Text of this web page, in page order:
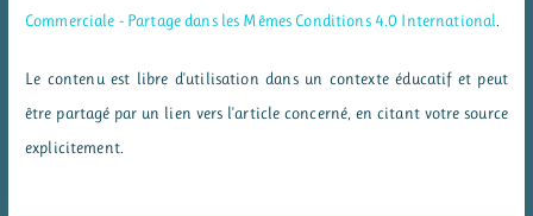
Commerciale - Partage dans les Mêmes Conditions 4.0 International.
Le contenu est libre d'utilisation dans un contexte éducatif et peut
être partagé par un lien vers l'article concerné, en citant votre source
explicitement.